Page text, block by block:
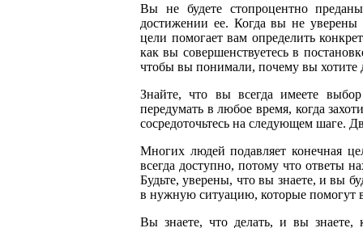
Вы не будете стопроцентно
достижении ее. Когда вы не уверены
цели помогает вам определить
как вы совершенствуетесь в
чтобы вы понимали, почему вы хотите
Знайте, что вы всегда имеете
передумать в любое время, когда
сосредоточьтесь на следующем шаге.
Многих людей подавляет конечная
всегда доступно, потому что ответы
Будьте, уверены, что вы знаете, и вы
в нужную ситуацию, которые помогут
Вы знаете, что делать, и вы